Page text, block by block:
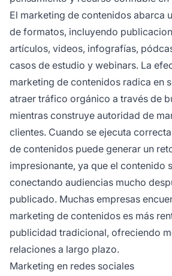
El marketing de contenidos abarca
de formatos, incluyendo
artículos, videos, infografías,
casos de estudio y webinars. La
marketing de contenidos radica en
atraer tráfico orgánico a través de
mientras construye autoridad de
clientes. Cuando se ejecuta
de contenidos puede generar un
impresionante, ya que el contenido
conectando audiencias mucho
publicado. Muchas empresas
marketing de contenidos es más
publicidad tradicional, ofreciendo
relaciones a largo plazo.
Marketing en redes sociales